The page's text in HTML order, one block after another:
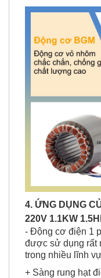
4. ỨNG DỤNG
220V 1.1KW
- Động cơ điện 1
được sử dụng rất
trong nhiều lĩnh
+ Sàng rung hạt